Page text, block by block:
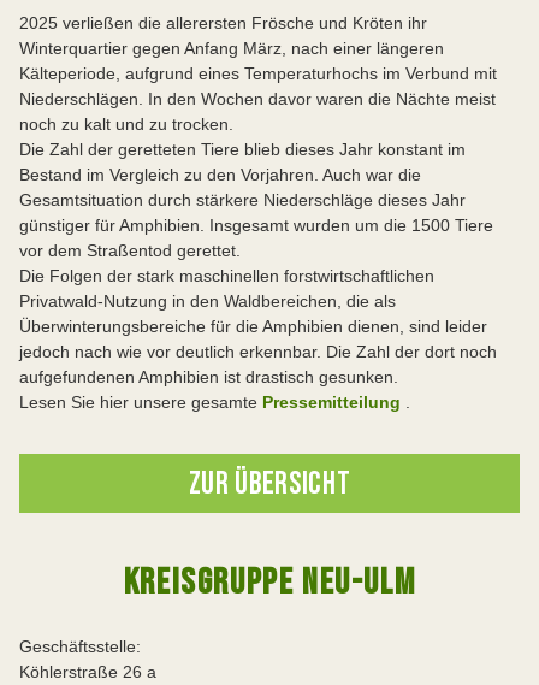
2025 verließen die allerersten Frösche und Kröten ihr
Winterquartier gegen Anfang März, nach einer längeren
Kälteperiode, aufgrund eines Temperaturhochs im Verbund mit
Niederschlägen. In den Wochen davor waren die Nächte meist
noch zu kalt und zu trocken.
Die Zahl der geretteten Tiere blieb dieses Jahr konstant im
Bestand im Vergleich zu den Vorjahren. Auch war die
Gesamtsituation durch stärkere Niederschläge dieses Jahr
günstiger für Amphibien. Insgesamt wurden um die 1500 Tiere
vor dem Straßentod gerettet.
Die Folgen der stark maschinellen forstwirtschaftlichen
Privatwald-Nutzung in den Waldbereichen, die als
Überwinterungsbereiche für die Amphibien dienen, sind leider
jedoch nach wie vor deutlich erkennbar. Die Zahl der dort noch
aufgefundenen Amphibien ist drastisch gesunken.
Lesen Sie hier unsere gesamte Pressemitteilung
ZUR ÜBERSICHT
KREISGRUPPE NEU-ULM
Geschäftsstelle:
Köhlerstraße 26 a